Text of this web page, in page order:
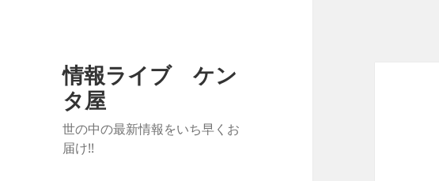
情報ライブ ケン
タ屋
世の中の最新情報をいち早くお
届け!!